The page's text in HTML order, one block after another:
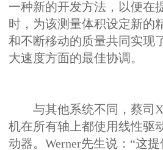
一种新的开发方法，以便在
时，为该测量体积设定新的
和不断移动的质量共同实现
大速度方面的最佳协调。
与其他系统不同，蔡司
机在所有轴上都使用线性驱
动器。Werner先生说：“这